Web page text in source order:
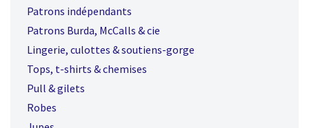
Patrons indépendants
Patrons Burda, McCalls & cie
Lingerie, culottes & soutiens-gorge
Tops, t-shirts & chemises
Pull & gilets
Robes